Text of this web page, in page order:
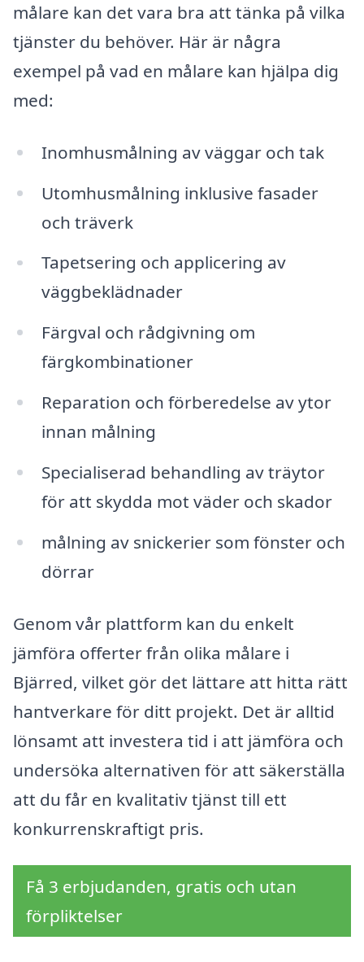
målare kan det vara bra att tänka på vilka
tjänster du behöver. Här är några
exempel på vad en målare kan hjälpa dig
med:
Inomhusmålning av väggar och tak
Utomhusmålning inklusive fasader
och träverk
Tapetsering och applicering av
väggbeklädnader
Färgval och rådgivning om
färgkombinationer
Reparation och förberedelse av ytor
innan målning
Specialiserad behandling av träytor
för att skydda mot väder och skador
målning av snickerier som fönster och
dörrar
Genom vår plattform kan du enkelt
jämföra offerter från olika målare i
Bjärred, vilket gör det lättare att hitta rätt
hantverkare för ditt projekt. Det är alltid
lönsamt att investera tid i att jämföra och
undersöka alternativen för att säkerställa
att du får en kvalitativ tjänst till ett
konkurrenskraftigt pris.
Få 3 erbjudanden, gratis och utan
förpliktelser